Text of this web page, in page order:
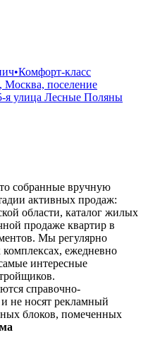
•Комфорт-класс
поселение
я улица Лесные Поляны
собранные вручную
активных продаж:
области, каталог жилых
продаже квартир в
Мы регулярно
ежедневно
интересные
справочно-
не носят рекламный
блоков, помеченных